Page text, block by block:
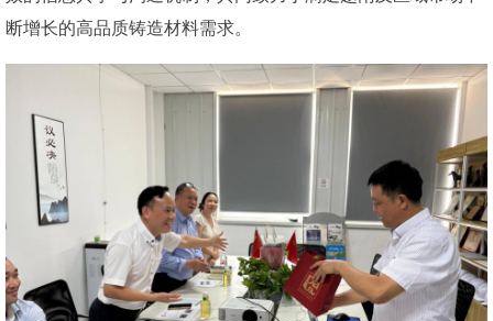
断增长的高品质铸造材料需求。